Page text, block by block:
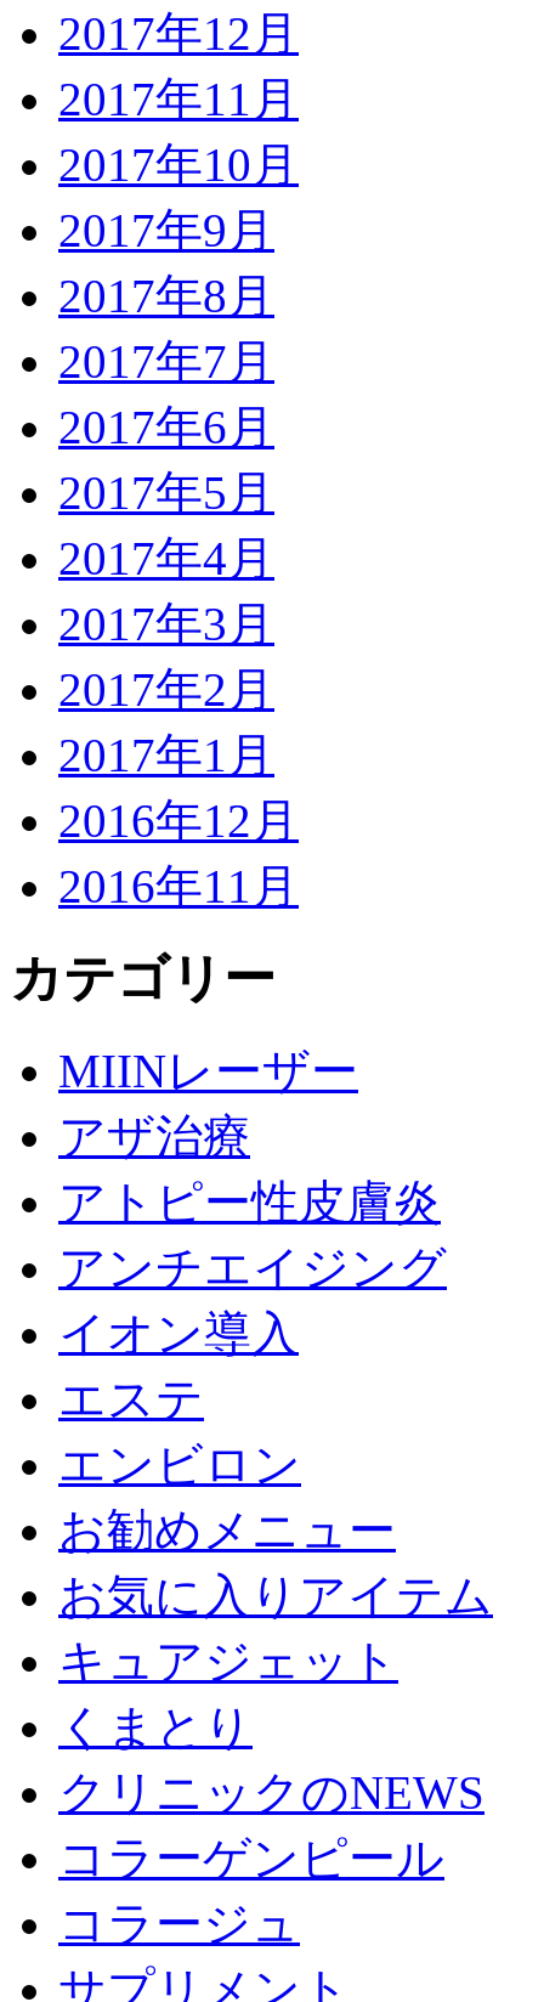
2017年12月
2017年11月
2017年10月
2017年9月
2017年8月
2017年7月
2017年6月
2017年5月
2017年4月
2017年3月
2017年2月
2017年1月
2016年12月
2016年11月
カテゴリー
MIINレーザー
アザ治療
アトピー性皮膚炎
アンチエイジング
イオン導入
エステ
エンビロン
お勧めメニュー
お気に入りアイテム
キュアジェット
くまとり
クリニックのNEWS
コラーゲンピール
コラージュ
サプリメント